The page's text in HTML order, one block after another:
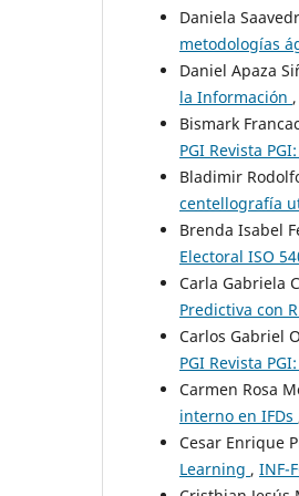
Daniela
metodologías
Daniel Apaza
la Información ,
Bismark
PGI Revista
Bladimir
centellografía
Brenda Isabel
Electoral ISO
Carla Gabriela
Predictiva con R
Carlos Gabriel
PGI Revista
Carmen Rosa
interno en IFDs
Cesar Enrique
Learning , INF-